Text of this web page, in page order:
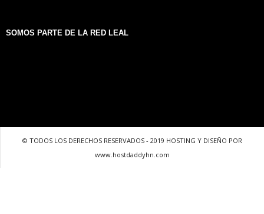
SOMOS PARTE DE LA RED LEAL
© TODOS LOS DERECHOS RESERVADOS - 2019 HOSTING Y DISEÑO POR
www.hostdaddyhn.com